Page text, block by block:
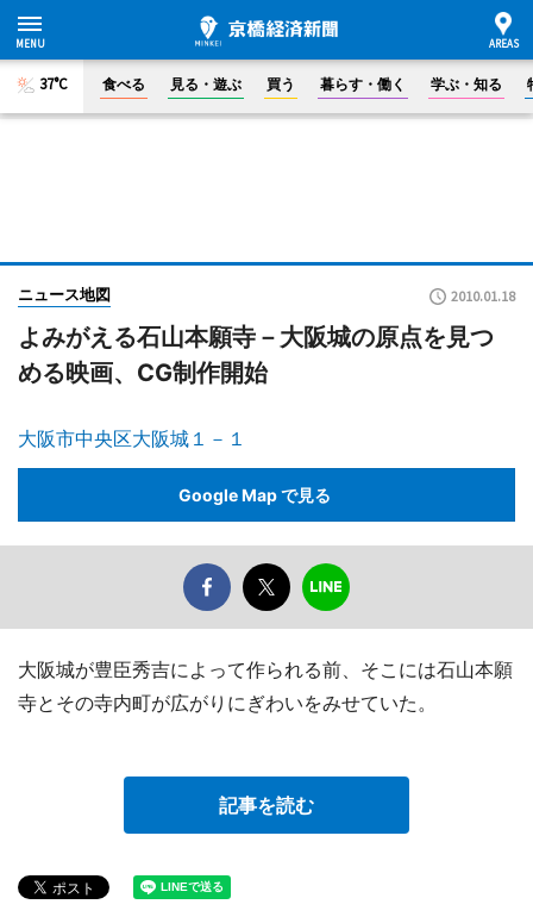
37°C 食べる 見る・遊ぶ 買う 暮らす・働く 学ぶ・知る
ニュース地図 2010.01.18
よみがえる石山本願寺－大阪城の原点を見つ
める映画、CG制作開始
大阪市中央区大阪城１－１
Google Map で見る
大阪城が豊臣秀吉によって作られる前、そこには石山本願
寺とその寺内町が広がりにぎわいをみせていた。
記事を読む